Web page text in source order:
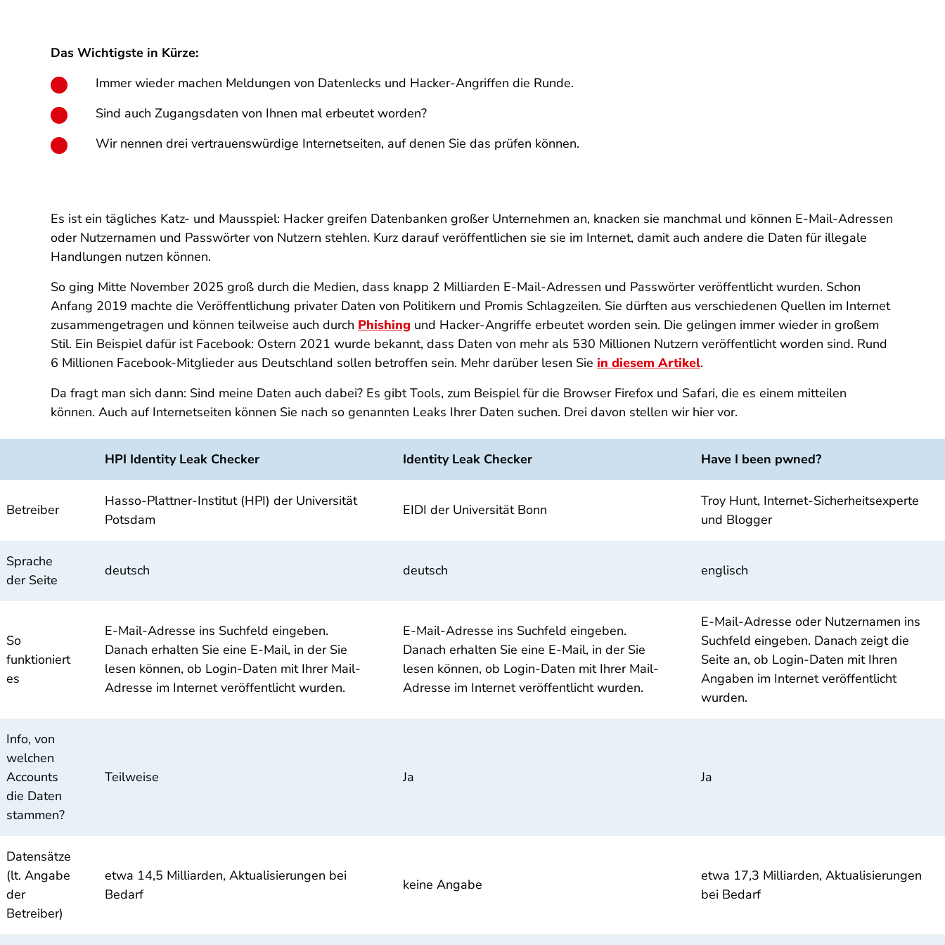
Das Wichtigste in Kürze:
Immer wieder machen Meldungen von Datenlecks und Hacker-Angriffen die Runde.
Sind auch Zugangsdaten von Ihnen mal erbeutet worden?
Wir nennen drei vertrauenswürdige Internetseiten, auf denen Sie das prüfen können.
Es ist ein tägliches Katz- und Mausspiel: Hacker greifen Datenbanken großer Unternehmen an, knacken sie manchmal und können E-Mail-Adressen
oder Nutzernamen und Passwörter von Nutzern stehlen. Kurz darauf veröffentlichen sie sie im Internet, damit auch andere die Daten für illegale
Handlungen nutzen können.
So ging Mitte November 2025 groß durch die Medien, dass knapp 2 Milliarden E-Mail-Adressen und Passwörter veröffentlicht wurden. Schon
Anfang 2019 machte die Veröffentlichung privater Daten von Politikern und Promis Schlagzeilen. Sie dürften aus verschiedenen Quellen im Internet
zusammengetragen und können teilweise auch durch Phishing und Hacker-Angriffe erbeutet worden sein. Die gelingen immer wieder in großem
Stil. Ein Beispiel dafür ist Facebook: Ostern 2021 wurde bekannt, dass Daten von mehr als 530 Millionen Nutzern veröffentlicht worden sind. Rund
6 Millionen Facebook-Mitglieder aus Deutschland sollen betroffen sein. Mehr darüber lesen Sie in diesem Artikel.
Da fragt man sich dann: Sind meine Daten auch dabei? Es gibt Tools, zum Beispiel für die Browser Firefox und Safari, die es einem mitteilen
können. Auch auf Internetseiten können Sie nach so genannten Leaks Ihrer Daten suchen. Drei davon stellen wir hier vor.
HPI Identity Leak Checker Identity Leak Checker Have I been pwned?
Betreiber
Hasso-Plattner-Institut (HPI) der Universität
Potsdam
EIDI der Universität Bonn
Troy Hunt, Internet-Sicherheitsexperte
und Blogger
Sprache
der Seite
deutsch deutsch englisch
So
funktioniert
es
E-Mail-Adresse ins Suchfeld eingeben.
Danach erhalten Sie eine E-Mail, in der Sie
lesen können, ob Login-Daten mit Ihrer Mail-
Adresse im Internet veröffentlicht wurden.
E-Mail-Adresse ins Suchfeld eingeben.
Danach erhalten Sie eine E-Mail, in der Sie
lesen können, ob Login-Daten mit Ihrer Mail-
Adresse im Internet veröffentlicht wurden.
E-Mail-Adresse oder Nutzernamen ins
Suchfeld eingeben. Danach zeigt die
Seite an, ob Login-Daten mit Ihren
Angaben im Internet veröffentlicht
wurden.
Info, von
welchen
Accounts
die Daten
stammen?
Teilweise Ja Ja
Datensätze
(lt. Angabe
der
Betreiber)
etwa 14,5 Milliarden, Aktualisierungen bei
Bedarf
keine Angabe
etwa 17,3 Milliarden, Aktualisierungen
bei Bedarf